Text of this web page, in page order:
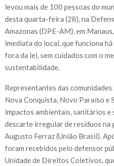
levou mais de 100 pessoas do
desta quarta-feira (28), na
Amazonas (DPE-AM), em
imediata do local, que funciona
fora da lei, sem cuidados com o
sustentabilidade.
Representantes das
Nova Conquista, Novo Paraíso e
impactos ambientais, sanitários
descarte irregular de resíduos
Augusto Ferraz (União Brasil).
foram recebidos pelo defensor
Unidade de Direitos Coletivos,